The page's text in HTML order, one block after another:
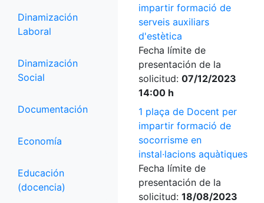
Dinamización
Laboral
Dinamización
Social
Documentación
Economía
Educación
(docencia)
impartir formació de
serveis auxiliars
d'estètica
Fecha límite de
presentación de la
solicitud: 07/12/2023
14:00 h
1 plaça de Docent per
impartir formació de
socorrisme en
instal·lacions aquàtiques
Fecha límite de
presentación de la
solicitud: 18/08/2023